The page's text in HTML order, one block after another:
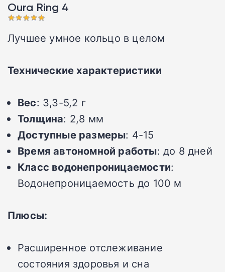
Oura Ring 4󠁩󠁩󠁩󠁩󠁩󠁩
Лучшее умное кольцо в целом
Технические характеристики
Вес: 3,3-5,2 г
Толщина: 2,8 мм
Доступные размеры: 4-15
Время автономной работы: до 8 дней
Класс водонепроницаемости:
Водонепроницаемость до 100 м
Плюсы:
Расширенное отслеживание
состояния здоровья и сна